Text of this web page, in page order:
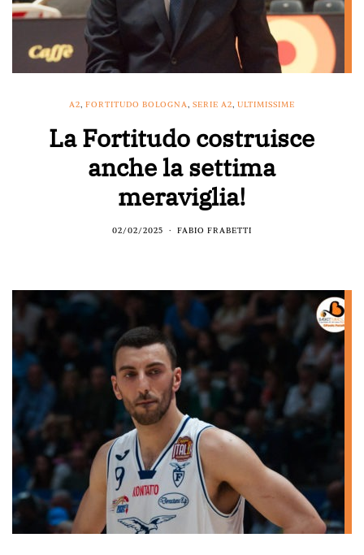
A2, FORTITUDO BOLOGNA, SERIE A2, ULTIMISSIME
La Fortitudo costruisce
anche la settima
meraviglia!
02/02/2025 FABIO FRABETTI